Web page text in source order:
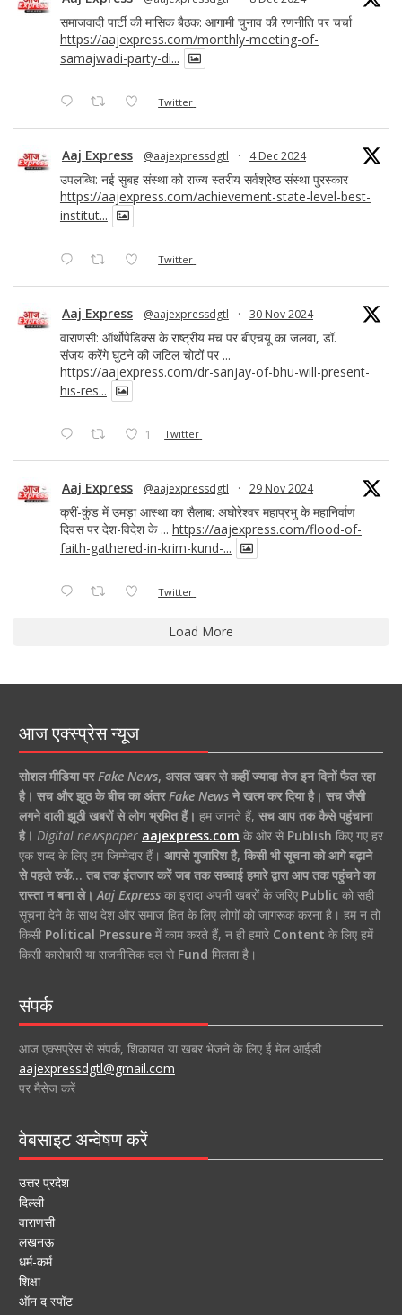
समाजवादी पार्टी की मासिक बैठक: आगामी चुनाव की रणनीति पर चर्चा
https://aajexpress.com/monthly-meeting-of-
samajwadi-party-di...
Twitter
Aaj Express @aajexpressdgtl · 4 Dec 2024
उपलब्धि: नई सुबह संस्था को राज्य स्तरीय सर्वश्रेष्ठ संस्था पुरस्कार
https://aajexpress.com/achievement-state-level-best-
institut...
Twitter
Aaj Express @aajexpressdgtl · 30 Nov 2024
वाराणसी: ऑर्थोपेडिक्स के राष्ट्रीय मंच पर बीएचयू का जलवा, डॉ.
संजय करेंगे घुटने की जटिल चोटों पर ...
https://aajexpress.com/dr-sanjay-of-bhu-will-present-
his-res...
1 Twitter
Aaj Express @aajexpressdgtl · 29 Nov 2024
क्रीं-कुंड में उमड़ा आस्था का सैलाब: अघोरेश्वर महाप्रभु के महानिर्वाण
दिवस पर देश-विदेश के ... https://aajexpress.com/flood-of-
faith-gathered-in-krim-kund-...
Twitter
Load More
आज एक्स्प्रेस न्यूज
सोशल मीडिया परFake News, असल खबर से कहीं ज्यादा तेज इन दिनों फैल रहा
है। सच और झूठ के बीच का अंतरFake Newsने खत्म कर दिया है। सच जैसी
लगने वाली झूठी खबरों से लोग भ्रमित हैं। हम जानते हैं, सच आप तक कैसे पहुंचाना
है। Digital newspaper aajexpress.com के ओर से Publish किए गए हर
एक शब्द के लिए हम जिम्मेदार हैं। आपसे गुजारिश है, किसी भी सूचना को आगे बढ़ाने
से पहले रुकें… तब तक इंतजार करें जब तक सच्चाई हमारे द्वारा आप तक पहुंचने का
रास्ता न बना ले। Aaj Expressका इरादा अपनी खबरों के जरिए Publicको सही
सूचना देने के साथ देश और समाज हित के लिए लोगों को जागरूक करना है। हम न तो
किसी Political Pressureमें काम करते हैं, न ही हमारे Content के लिए हमें
किसी कारोबारी या राजनीतिक दल से Fund मिलता है।
संपर्क
आज एक्सप्रेस से संपर्क, शिकायत या खबर भेजने के लिए ई मेल आईडी
aajexpressdgtl@gmail.com
पर मैसेज करें
वेबसाइट अन्वेषण करें
उत्तर प्रदेश
दिल्ली
वाराणसी
लखनऊ
धर्म-कर्म
शिक्षा
ऑन द स्पॉट